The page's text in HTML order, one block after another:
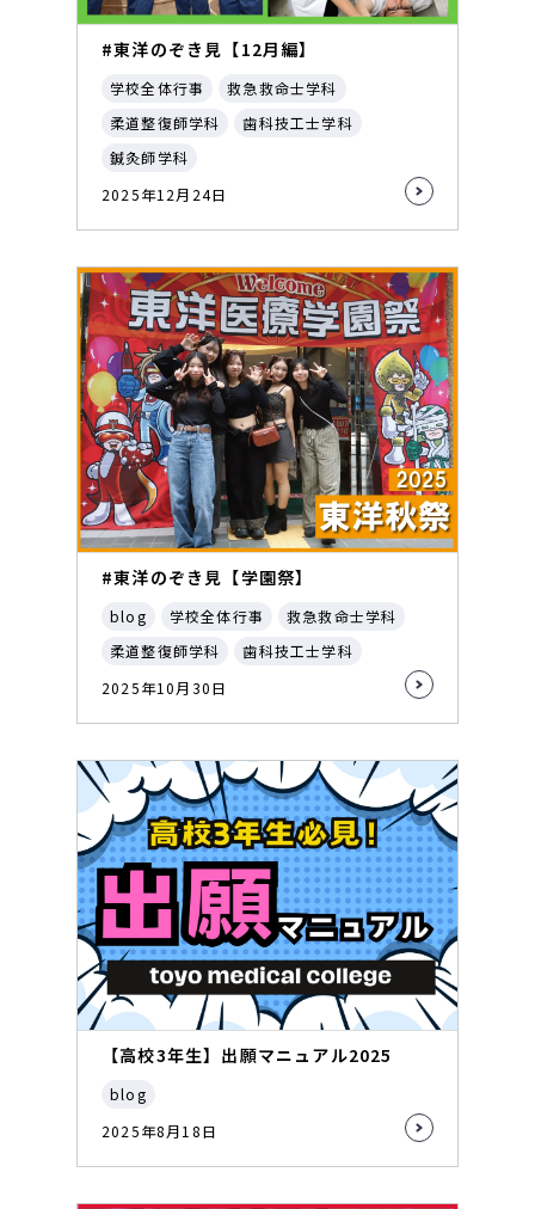
#東洋のぞき見【12月編】
学校全体行事
救急救命士学科
柔道整復師学科
歯科技工士学科
鍼灸師学科
2025年12月24日
#東洋のぞき見【学園祭】
blog 学校全体行事
救急救命士学科
柔道整復師学科
歯科技工士学科
2025年10月30日
【高校3年生】出願マニュアル2025
blog
2025年8月18日